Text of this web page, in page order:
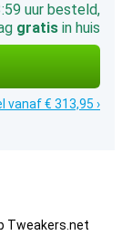
uur besteld,
gratis in huis
vanaf € 313,95 ›
Tweakers.net